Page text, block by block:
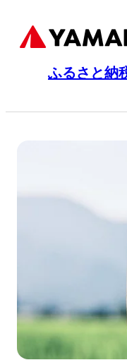
ふるさと納